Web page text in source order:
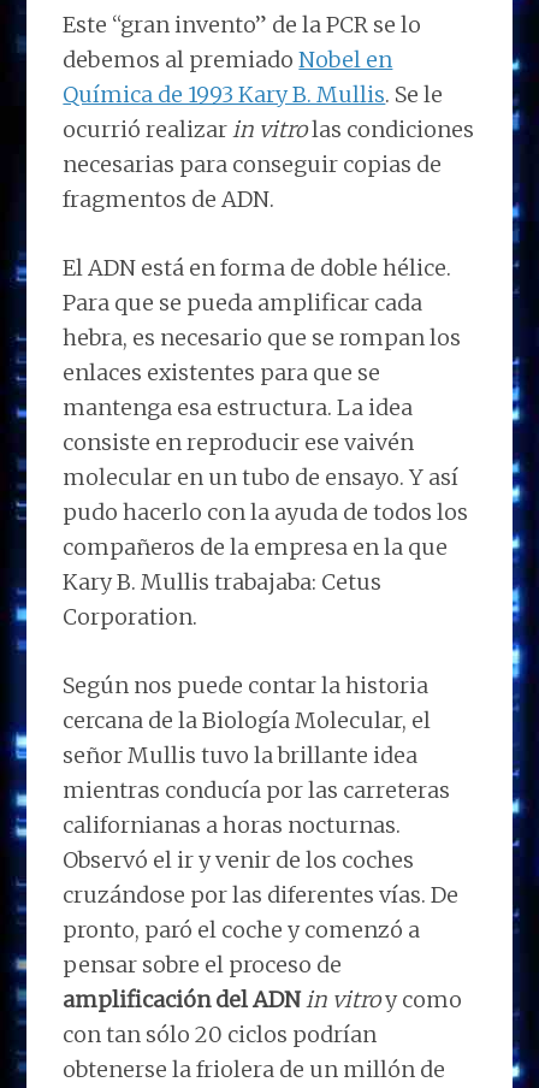
Este “gran invento” de la PCR se lo
debemos al premiadoNobel en
Química de 1993 Kary B. Mullis. Se le
ocurrió realizar in vitrolas condiciones
necesarias para conseguir copias de
fragmentos de ADN.
El ADN está en forma de doble hélice.
Para que se pueda amplificar cada
hebra, es necesario que se rompan los
enlaces existentes para que se
mantenga esa estructura. La idea
consiste en reproducir ese vaivén
molecular en un tubo de ensayo. Y así
pudo hacerlo con la ayuda de todos los
compañeros de la empresa en la que
Kary B. Mullis trabajaba: Cetus
Corporation.
Según nos puede contar la historia
cercana de la Biología Molecular, el
señor Mullis tuvo la brillante idea
mientras conducía por las carreteras
californianas a horas nocturnas.
Observó el ir y venir de los coches
cruzándose por las diferentes vías. De
pronto, paró el coche y comenzó a
pensar sobre el proceso de
amplificación del ADN in vitroy como
con tan sólo 20 ciclos podrían
obtenerse la friolera de un millón de